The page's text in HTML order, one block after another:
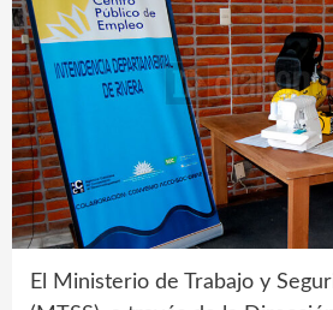
El Ministerio de Trabajo y